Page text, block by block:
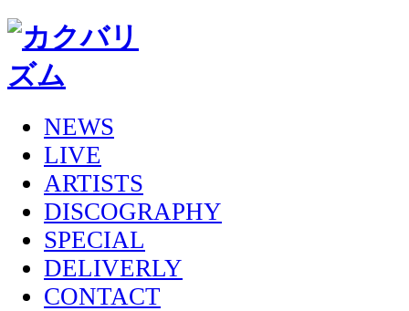
NEWS
LIVE
ARTISTS
DISCOGRAPHY
SPECIAL
DELIVERLY
CONTACT